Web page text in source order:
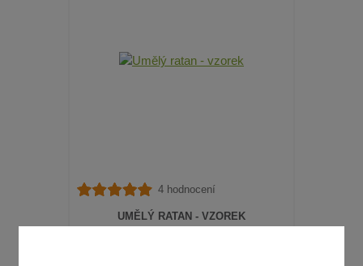
4 hodnocení
UMĚLÝ RATAN - VZOREK